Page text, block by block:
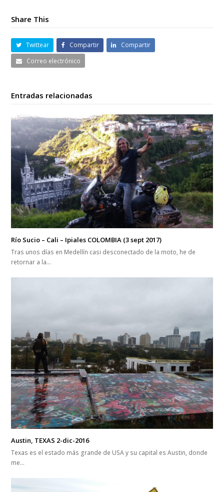
Share This
Twittear Compartir
Compartir
Correo electrónico
Entradas relacionadas
Río Sucio – Cali – Ipiales COLOMBIA (3 sept 2017)
Tras unos días en Medellín casi desconectado de la moto, he de
retornar a la…
Austin, TEXAS 2-dic-2016
Texas es el estado más grande de USA y su capital es Austin, donde
me…